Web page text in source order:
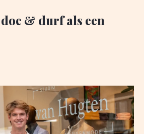
& durf als een